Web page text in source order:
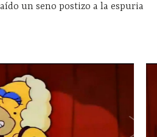
un seno postizo a la espuria